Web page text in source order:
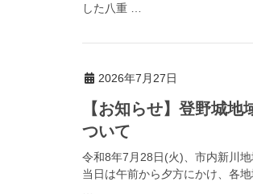
した八重 …
2026年7月27日
【お知らせ】登野城
ついて
令和8年7月28日(火)、市内新川
当日は午前から夕方にかけ、各